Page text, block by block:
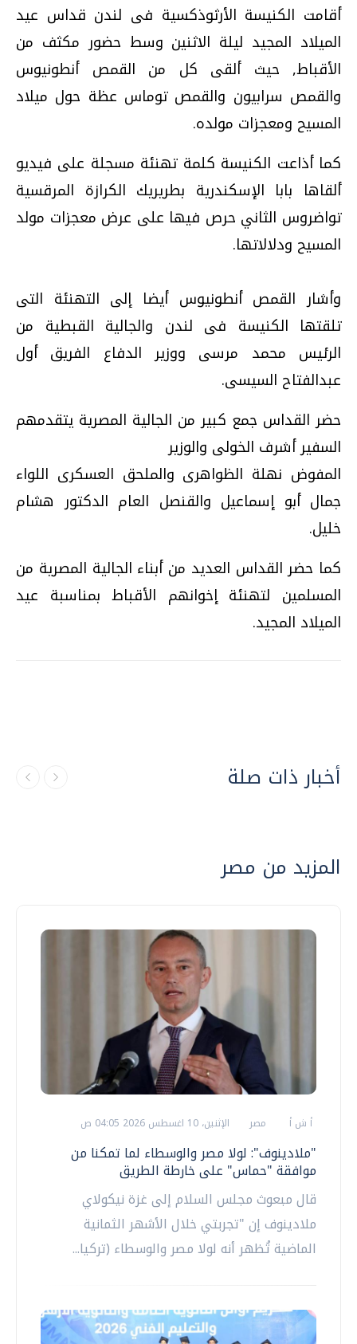
أقامت الكنيسة الأرثوذكسية فى لندن قداس عيد
الميلاد المجيد ليلة الاثنين وسط حضور مكثف من
الأقباط, حيث ألقى كل من القمص أنطونيوس
والقمص سرابيون والقمص توماس عظة حول ميلاد
المسيح ومعجزات مولده.
كما أذاعت الكنيسة كلمة تهنئة مسجلة على فيديو
ألقاها بابا الإسكندرية بطريريك الكرازة المرقسية
تواضروس الثاني حرص فيها على عرض معجزات مولد
المسيح ودلالاتها.
وأشار القمص أنطونيوس أيضا إلى التهنئة التى
تلقتها الكنيسة فى لندن والجالية القبطية من
الرئيس محمد مرسى ووزير الدفاع الفريق أول
عبدالفتاح السيسى.
حضر القداس جمع كبير من الجالية المصرية يتقدمهم
السفير أشرف الخولى والوزير
المفوض نهلة الظواهرى والملحق العسكرى اللواء
جمال أبو إسماعيل والقنصل العام الدكتور هشام
خليل.
كما حضر القداس العديد من أبناء الجالية المصرية من
المسلمين لتهنئة إخوانهم الأقباط بمناسبة عيد
الميلاد المجيد.
أخبار ذات صلة
المزيد من مصر
أ ش أ مصر الإثنين، 10 اغسطس 2026 04:05 ص
"ملادينوف": لولا مصر والوسطاء لما تمكنا من
موافقة "حماس" على خارطة الطريق
قال مبعوث مجلس السلام إلى غزة نيكولاي
ملادينوف إن "تجربتي خلال الأشهر الثمانية
الماضية تُظهر أنه لولا مصر والوسطاء (تركيا...